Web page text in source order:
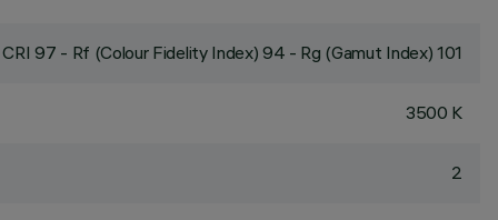
CRI97 - Rf (Colour Fidelity Index) 94 - Rg (Gamut Index) 101
3500 K
2